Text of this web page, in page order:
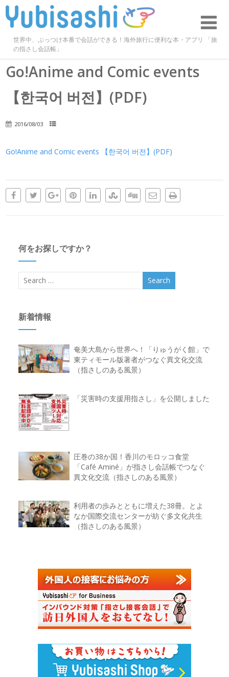
世界中、ぶっつけ本番で会話ができる！海外旅行に便利な本・アプリ 「旅
の指さし会話帳」
Go!Anime and Comic events
【한국어 버전】(PDF)
2016/08/03
Go!Anime and Comic events 【한국어 버전】(PDF)
何をお探しですか？
新着情報
奄美大島から世界へ！「りゅうがく館」で
東ティモール版著者がつなぐ異文化交流
（指さしのある風景）
「災害時の支援用指さし」を公開しました
圧巻の38か国！香川のモロッコ食堂
「Café Aminé」が指さし会話帳でつなぐ
異文化交流（指さしのある風景）
利用者の歩みとともに増えた38冊。とよ
なか国際交流センターが紡ぐ多文化共生
（指さしのある風景）